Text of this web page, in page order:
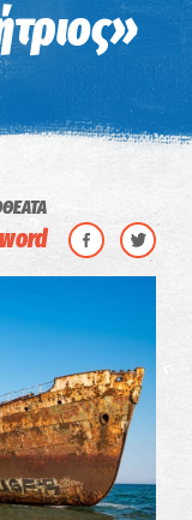
πνευματικά δικαιώματα Όροι